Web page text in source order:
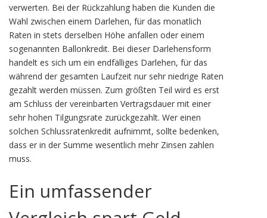
verwerten. Bei der Rückzahlung haben die Kunden die
Wahl zwischen einem Darlehen, für das monatlich
Raten in stets derselben Höhe anfallen oder einem
sogenannten Ballonkredit. Bei dieser Darlehensform
handelt es sich um ein endfälliges Darlehen, für das
während der gesamten Laufzeit nur sehr niedrige Raten
gezahlt werden müssen. Zum größten Teil wird es erst
am Schluss der vereinbarten Vertragsdauer mit einer
sehr hohen Tilgungsrate zurückgezahlt. Wer einen
solchen Schlussratenkredit aufnimmt, sollte bedenken,
dass er in der Summe wesentlich mehr Zinsen zahlen
muss.
Ein umfassender